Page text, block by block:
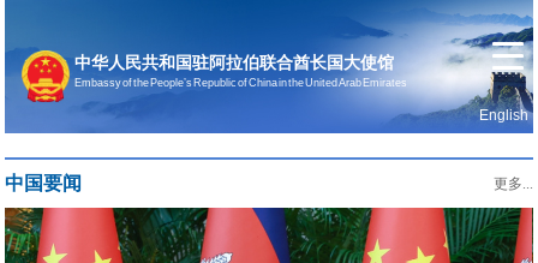
中华人民共和国驻阿拉伯联合酋长国大使馆
Embassy of the People’s Republic of China in the United Arab Emirates
English
中国要闻 更多...